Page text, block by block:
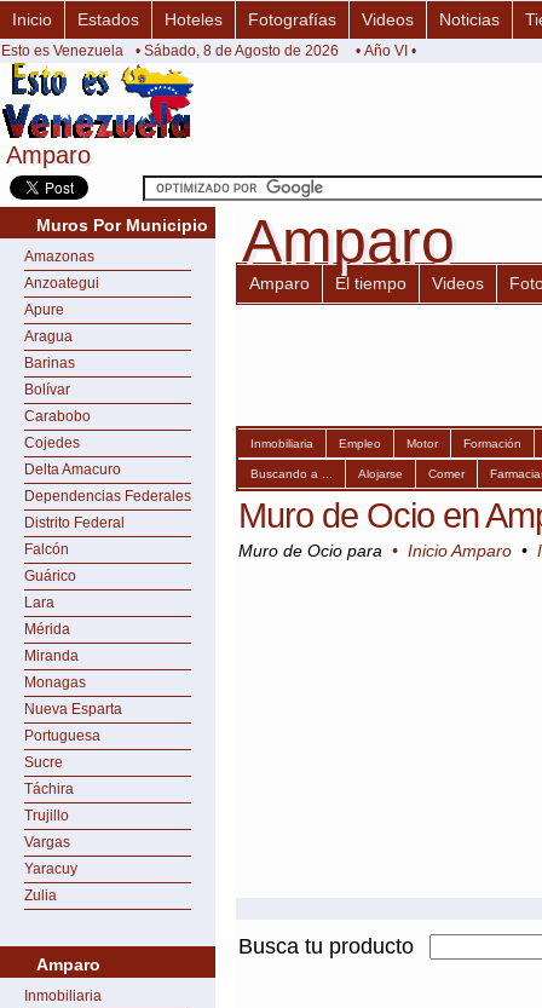
Amparo
Amparo
Inicio Estados Hoteles Fotografías Videos Noticias
Esto es Venezuela • Sábado, 8 de Agosto de 2026 • Año VI •
Muros Por Municipio
Amazonas
Anzoategui
Apure
Aragua
Barinas
Bolívar
Carabobo
Cojedes
Delta Amacuro
Dependencias Federales
Distrito Federal
Falcón
Guárico
Lara
Mérida
Miranda
Monagas
Nueva Esparta
Portuguesa
Sucre
Táchira
Trujillo
Vargas
Yaracuy
Zulia
Amparo
Inmobiliaria
Amparo
Amparo
Amparo El tiempo Videos
Inmobiliaria Empleo Motor Formación
Buscando a ... Alojarse Comer
Muro de Ocio en
Muro de Ocio para • Inicio Amparo •
Busca tu producto